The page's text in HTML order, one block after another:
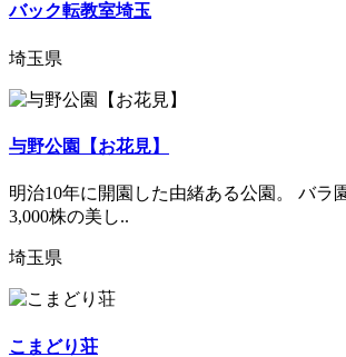
バック転教室埼玉
埼玉県
与野公園【お花見】
明治10年に開園した由緒ある公園。 バラ
3,000株の美し..
埼玉県
こまどり荘